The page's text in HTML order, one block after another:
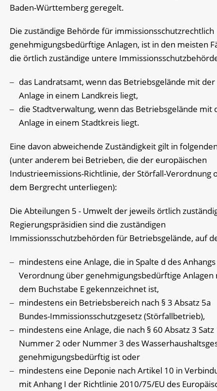
Baden-Württemberg geregelt.
Die zuständige Behörde für immissionsschutzrechtlich
genehmigungsbedürftige Anlagen, ist in den meisten
die örtlich zuständige untere
das Landratsamt, wenn das Betriebsgelände mit der
Anlage in einem Landkreis liegt,
die Stadtverwaltung, wenn das Betriebsgelände mit
Anlage in einem Stadtkreis liegt.
Eine davon abweichende Zuständigkeit gilt in
(unter anderem bei Betrieben, die der europäischen
Industrieemissions-Richtlinie, der Störfall-Verordnung
dem Bergrecht unterliegen):
Die Abteilungen 5 - Umwelt der jeweils örtlich
Regierungspräsidien sind die zuständigen
Immissionsschutzbehörden für Betriebsgelände, auf
mindestens eine Anlage, die in Spalte d des
Verordnung über genehmigungsbedürftige Anlagen
dem Buchstabe E gekennzeichnet ist,
mindestens ein Betriebsbereich nach § 3 Absatz 5a
Bundes-Immissionsschutzgesetz (Störfallbetrieb),
mindestens eine Anlage, die nach § 60 Absatz 3 Satz
Nummer 2 oder Nummer 3 des
genehmigungsbedürftig ist oder
mindestens eine Deponie nach Artikel 10 in
mit Anhang I der Richtlinie 2010/75/EU des